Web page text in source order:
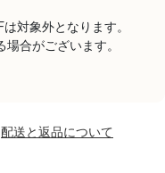
対象外となります。
合がございます。
配送と返品について